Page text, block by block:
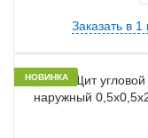
Заказать в 1
НОВИНКА